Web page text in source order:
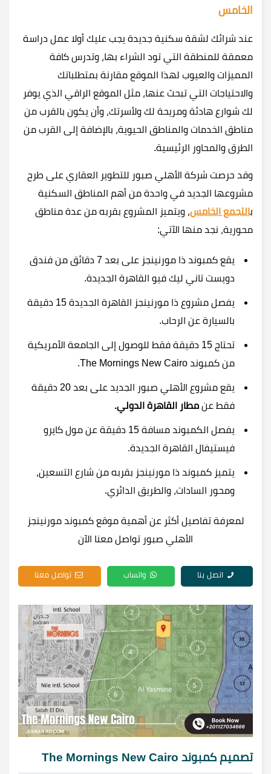
الخامس
عند شرائك لشقة سكنية جديدة يجب عليك أولا عمل دراسة
معمقة للمنطقة التي تود الشراء بها، وتدرس كافة
المميزات والعيوب لهذا الموقع مقارنة بمتطلباتك
والاحتياجات التي تبحث عنها، مثل الموقع الراقي الذي يوفر
لك شوارع هادئة ومريحة لك ولأسرتك، وأن يكون بالقرب من
مناطق الخدمات والمناطق الحيوية، بالإضافة إلى القرب من
الطرق والمحاور الرئيسية.
وقد حرصت شركة الأهلي صبور للتطوير العقاري على طرح
مشروعها الجديد في واحدة من أهم المناطق السكنية
بالتجمع الخامس، ويتميز المشروع بقربه من عدة مناطق
محورية، نجد منها الآتي:
يقع كمبوند ذا مورنينجز على بعد 7 دقائق من فندق
دويست تاني ليك فيو القاهرة الجديدة.
يفصل مشروع ذا مورنينجز القاهرة الجديدة 15 دقيقة
بالسيارة عن الرحاب.
تحتاج 15 دقيقة فقط للوصول إلى الجامعة الأمريكية
من كمبوند The Mornings New Cairo.
يقع مشروع الأهلي صبور الجديد على بعد 20 دقيقة
فقط عن مطار القاهرة الدولي.
يفصل الكمبوند مسافة 15 دقيقة عن مول كايرو
فيستيفال القاهرة الجديدة.
يتميز كمبوند ذا مورنينجز بقربه من شارع التسعين،
ومحور السادات، والطريق الدائري.
لمعرفة تفاصيل أكثر عن أهمية موقع كمبوند مورنينجز
الأهلي صبور تواصل معنا الآن
اتصل بنا واتساب تواصل معنا
تصميم كمبوند The Mornings New Cairo